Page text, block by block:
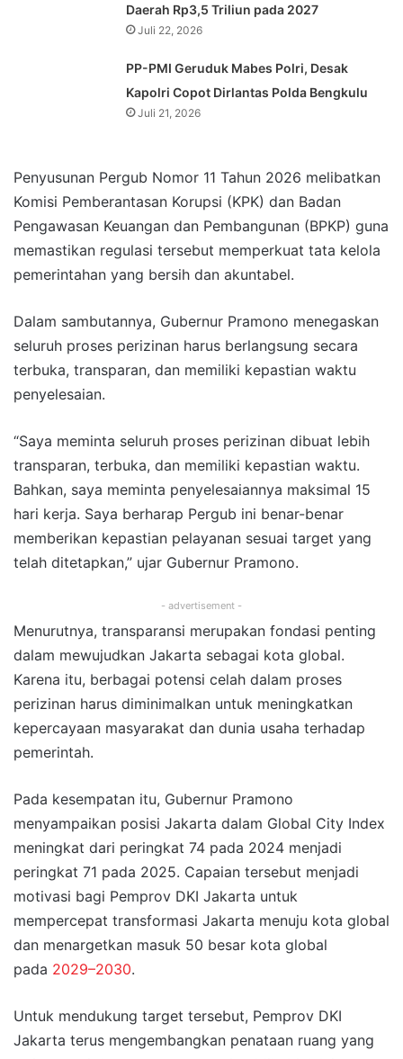
Daerah Rp3,5 Triliun pada 2027
Juli 22, 2026
PP-PMI Geruduk Mabes Polri, Desak
Kapolri Copot Dirlantas Polda Bengkulu
Juli 21, 2026
Penyusunan Pergub Nomor 11 Tahun 2026 melibatkan
Komisi Pemberantasan Korupsi (KPK) dan Badan
Pengawasan Keuangan dan Pembangunan (BPKP) guna
memastikan regulasi tersebut memperkuat tata kelola
pemerintahan yang bersih dan akuntabel.
Dalam sambutannya, Gubernur Pramono menegaskan
seluruh proses perizinan harus berlangsung secara
terbuka, transparan, dan memiliki kepastian waktu
penyelesaian.
“Saya meminta seluruh proses perizinan dibuat lebih
transparan, terbuka, dan memiliki kepastian waktu.
Bahkan, saya meminta penyelesaiannya maksimal 15
hari kerja. Saya berharap Pergub ini benar-benar
memberikan kepastian pelayanan sesuai target yang
telah ditetapkan,” ujar Gubernur Pramono.
- advertisement -
Menurutnya, transparansi merupakan fondasi penting
dalam mewujudkan Jakarta sebagai kota global.
Karena itu, berbagai potensi celah dalam proses
perizinan harus diminimalkan untuk meningkatkan
kepercayaan masyarakat dan dunia usaha terhadap
pemerintah.
Pada kesempatan itu, Gubernur Pramono
menyampaikan posisi Jakarta dalam Global City Index
meningkat dari peringkat 74 pada 2024 menjadi
peringkat 71 pada 2025. Capaian tersebut menjadi
motivasi bagi Pemprov DKI Jakarta untuk
mempercepat transformasi Jakarta menuju kota global
dan menargetkan masuk 50 besar kota global
pada 2029–2030.
Untuk mendukung target tersebut, Pemprov DKI
Jakarta terus mengembangkan penataan ruang yang